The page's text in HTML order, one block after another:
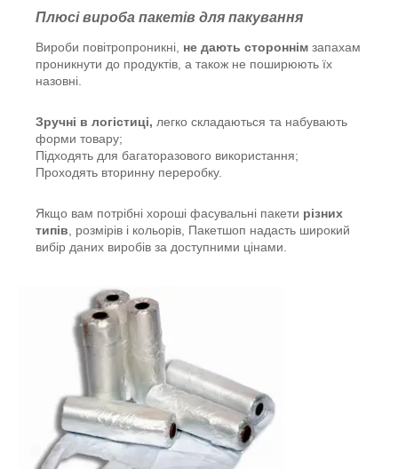
Плюсі вироба пакетів для пакування
Вироби повітропроникні, не дають стороннім запахам
проникнути до продуктів, а також не поширюють їх
назовні.
Зручні в логістиці, легко складаються та набувають
форми товару;
Підходять для багаторазового використання;
Проходять вторинну переробку.
Якщо вам потрібні хороші фасувальні пакети різних
типів, розмірів і кольорів, Пакетшоп надасть широкий
вибір даних виробів за доступними цінами.